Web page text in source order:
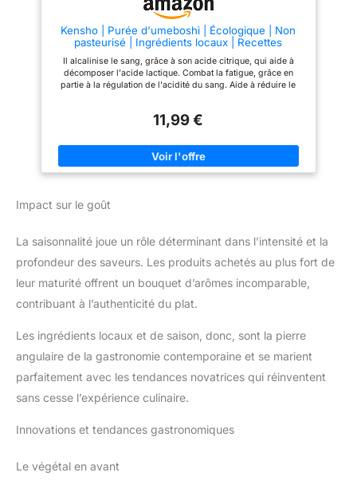
Fabriqué en Italie : les produits
fabriqués et conditionnés en
Italie, dans une usine qui
meilleurs produits pour le
corps, avec des ingrédients
naturels et italiens.
Kensho | Purée d'umeboshi | Écologique | Non
pasteurisé | Ingrédients locaux | Recettes
Il alcalinise le sang, grâce à son acide citrique, qui aide à
décomposer l'acide lactique. Combat la fatigue, grâce en
partie à la régulation de l'acidité du sang. Aide à réduire le
un avantage non moins intéressant
11,99 €
Impact sur le goût
La saisonnalité joue un rôle déterminant dans l’intensité et la
profondeur des saveurs. Les produits achetés au plus fort de
leur maturité offrent un bouquet d’arômes incomparable,
contribuant à l’authenticité du plat.
Les ingrédients locaux et de saison, donc, sont la pierre
angulaire de la gastronomie contemporaine et se marient
parfaitement avec les tendances novatrices qui réinventent
sans cesse l’expérience culinaire.
Innovations et tendances gastronomiques
Le végétal en avant